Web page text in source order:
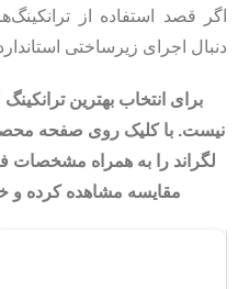
اگر قصد استفاده از
دنبال اجرای زیرساختی
برای انتخاب بهترین
نیست. با کلیک روی صفحه
لگراند را به همراه مشخصات
مقایسه مشاهده کرده و